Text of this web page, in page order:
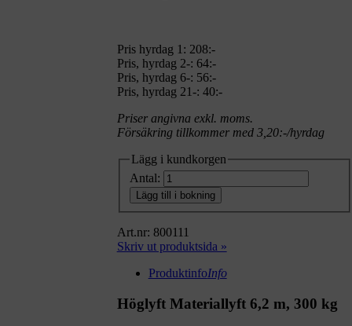
Pris hyrdag 1: 208:-
Pris, hyrdag 2-: 64:-
Pris, hyrdag 6-: 56:-
Pris, hyrdag 21-: 40:-
Priser angivna exkl. moms.
Försäkring tillkommer med 3,20:-/hyrdag
Lägg i kundkorgen
Antal:
Lägg till i bokning
Art.nr: 800111
Skriv ut produktsida »
ProduktinfoInfo
Höglyft Materiallyft 6,2 m, 300 kg